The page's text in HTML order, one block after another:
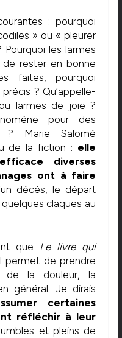
: pourquoi
» ou « pleurer
les larmes
rester en bonne
faites, pourquoi
? Qu’appelle-
larmes de joie ?
pour des
? Marie Salomé
de la fiction : elle
diverses
ont à faire
décès, le départ
claques au
que Le livre qui
permet de prendre
de la douleur, la
général. Je dirais
certaines
réfléchir à leur
et pleins de